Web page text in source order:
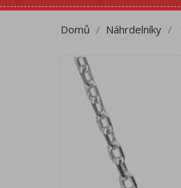
Domů Náhrdelníky